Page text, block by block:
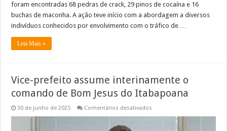
foram encontradas 68 pedras de crack, 29 pinos de cocaína e 16
buchas de maconha. A ação teve início com a abordagem a diversos
indivíduos conhecidos por envolvimento com o tráfico de …
Leia Mais »
Vice-prefeito assume interinamente o
comando de Bom Jesus do Itabapoana
30 de junho de 2025 Comentários desativados